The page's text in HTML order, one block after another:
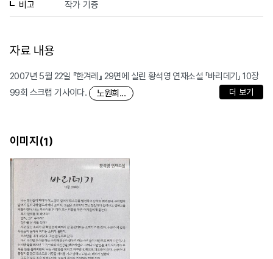
비고 작가 기증
자료 내용
2007년 5월 22일 『한겨레』 29면에 실린 황석영 연재소설 「바리데기」 10장
99회 스크랩 기사이다.
노원희... 더 보기
이미지(1)